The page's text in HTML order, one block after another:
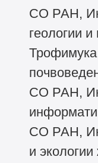
СО РАН,
геологии
СО РАН,
СО РАН,
и